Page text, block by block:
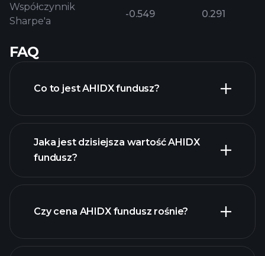
Współczynnik
Sharpe'a
-0.549 0.291
FAQ
Co to jest AHIDX fundusz?
Jaka jest dzisiejsza wartość AHIDX
fundusz?
zaawansowanym wykresie
Czy cena AHIDX fundusz rośnie?